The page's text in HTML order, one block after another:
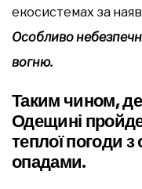
екосистемах за
Особливо
вогню.
Таким чином,
Одещині пройде
теплої погоди
опадами.